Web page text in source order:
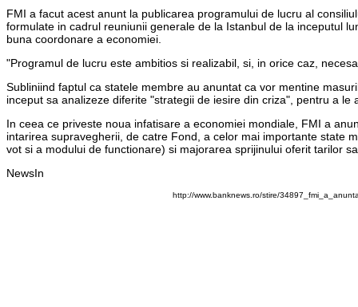
FMI a facut acest anunt la publicarea programului de lucru al
formulate in cadrul reuniunii generale de la Istanbul de la inceputul
buna coordonare a economiei.
"Programul de lucru este ambitios si realizabil, si, in orice caz,
Subliniind faptul ca statele membre au anuntat ca vor mentine
inceput sa analizeze diferite "strategii de iesire din criza", pentru a le
In ceea ce priveste noua infatisare a economiei mondiale, FMI a
intarirea supravegherii, de catre Fond, a celor mai importante state
vot si a modului de functionare) si majorarea sprijinului oferit tarilor
NewsIn
http://www.banknews.ro/stire/